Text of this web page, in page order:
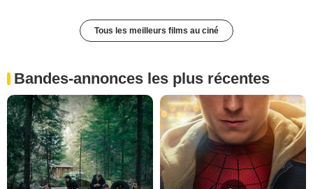
Tous les meilleurs films au ciné
Bandes-annonces les plus récentes